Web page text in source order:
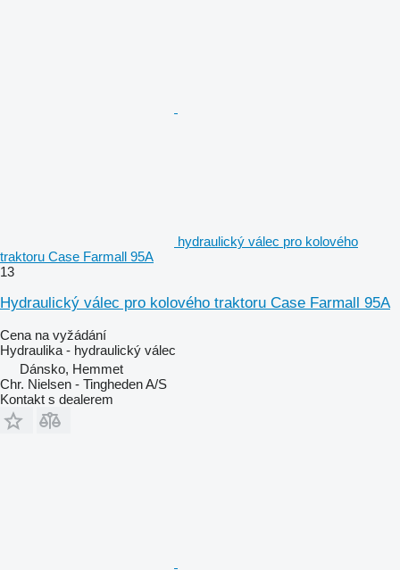
hydraulický válec pro kolového
traktoru Case Farmall 95A
13
Hydraulický válec pro kolového traktoru Case Farmall 95A
Cena na vyžádání
Hydraulika - hydraulický válec
Dánsko, Hemmet
Chr. Nielsen - Tingheden A/S
Kontakt s dealerem